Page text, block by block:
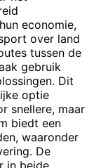
economie,
over land
tussen de
gebruik
Dit
optie
snellere, maar
biedt een
waaronder
De
in beide